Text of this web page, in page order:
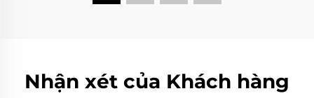
Nhận xét của Khách hàng